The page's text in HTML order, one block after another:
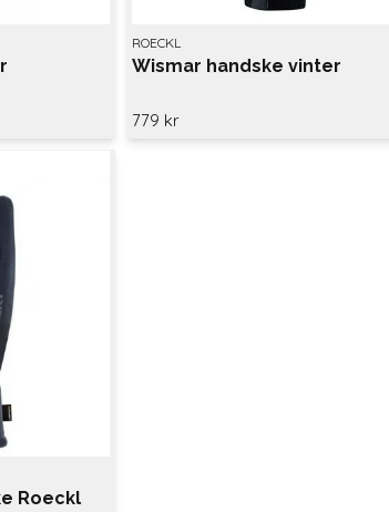
ROECKL
Wismar handske vinter
779 kr
Roeckl